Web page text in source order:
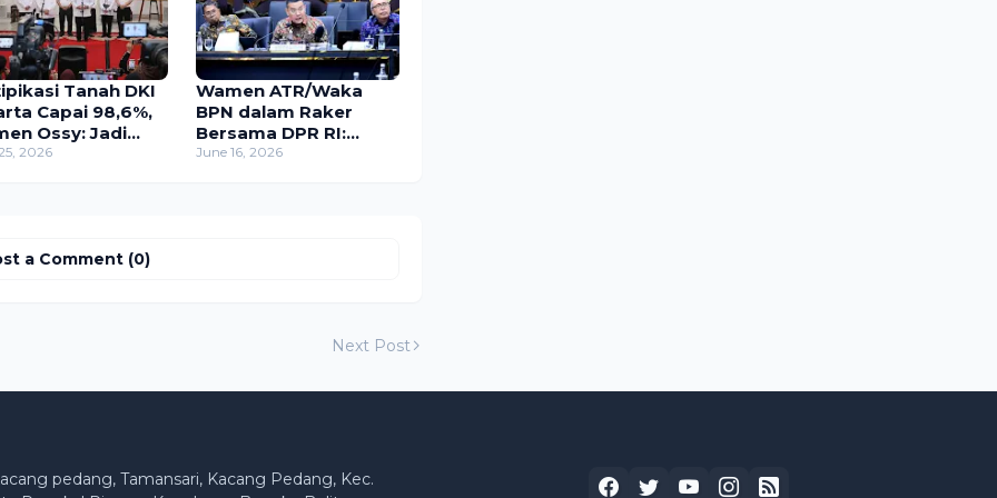
Tanah DKI
Capai 98,6%,
Ossy: Jadi
Baik bagi
2026
Wamen ATR/Waka
BPN dalam Raker
Bersama DPR RI:
Kawasan Hutan Harus
June 16, 2026
a Comment (0)
Next Post
pedang, Tamansari, Kacang Pedang, Kec.